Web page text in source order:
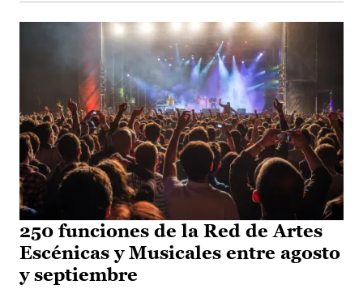
250 funciones de la Red de Artes
Escénicas y Musicales entre agosto
y septiembre